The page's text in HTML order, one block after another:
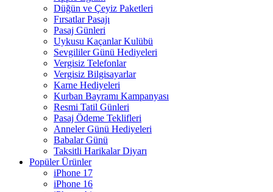
Düğün ve Çeyiz Paketleri
Fırsatlar Pasajı
Pasaj Günleri
Uykusu Kaçanlar Kulübü
Sevgililer Günü Hediyeleri
Vergisiz Telefonlar
Vergisiz Bilgisayarlar
Karne Hediyeleri
Kurban Bayramı Kampanyası
Resmi Tatil Günleri
Pasaj Ödeme Teklifleri
Anneler Günü Hediyeleri
Babalar Günü
Taksitli Harikalar Diyarı
Popüler Ürünler
iPhone 17
iPhone 16